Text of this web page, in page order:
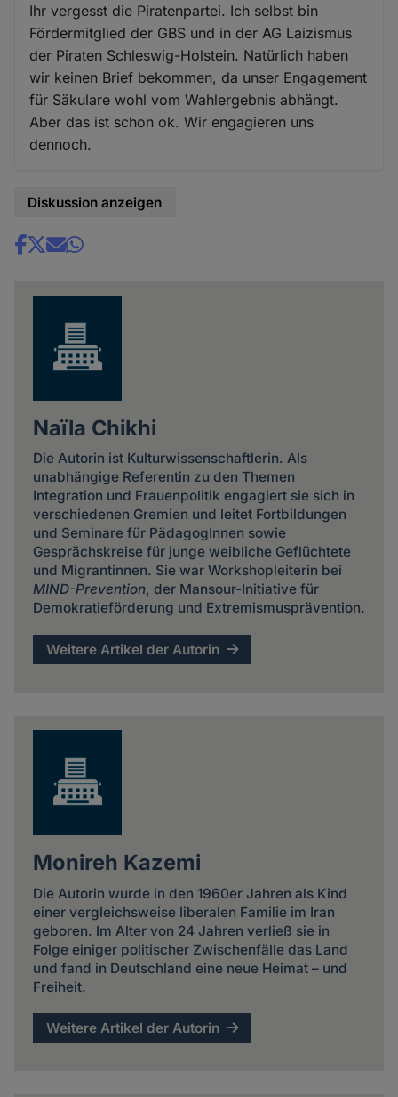
Ihr vergesst die Piratenpartei. Ich selbst bin
Fördermitglied der GBS und in der AG Laizismus
der Piraten Schleswig-Holstein. Natürlich haben
wir keinen Brief bekommen, da unser Engagement
für Säkulare wohl vom Wahlergebnis abhängt.
Aber das ist schon ok. Wir engagieren uns
dennoch.
Diskussion anzeigen
Share
Naïla Chikhi
Die Autorin ist Kulturwissenschaftlerin. Als
unabhängige Referentin zu den Themen
Integration und Frauenpolitik engagiert sie sich in
verschiedenen Gremien und leitet Fortbildungen
und Seminare für PädagogInnen sowie
Gesprächskreise für junge weibliche Geflüchtete
und Migrantinnen. Sie war Workshopleiterin bei
MIND-Prevention, der Mansour-Initiative für
Demokratieförderung und Extremismusprävention.
Weitere Artikel der Autorin
Monireh Kazemi
Die Autorin wurde in den 1960er Jahren als Kind
einer vergleichsweise liberalen Familie im Iran
geboren. Im Alter von 24 Jahren verließ sie in
Folge einiger politischer Zwischenfälle das Land
und fand in Deutschland eine neue Heimat – und
Freiheit.
Weitere Artikel der Autorin